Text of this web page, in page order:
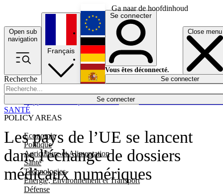
Ga naar de hoofdinhoud
Open sub
navigation
Close menu
Recherche
Se connecter
POLICY AREAS
Economie
Politique
Agriculture et Alimentation
Santé
Technologies
Energie, Environnement et Transport
Défense
Économie
Français
English
Deutsch
Español
Se connecter
Vous êtes déconnecté.
Se connecter
Les pays de l’UE se lancent
dans l'échange de dossiers
médicaux numériques
SANTÉ